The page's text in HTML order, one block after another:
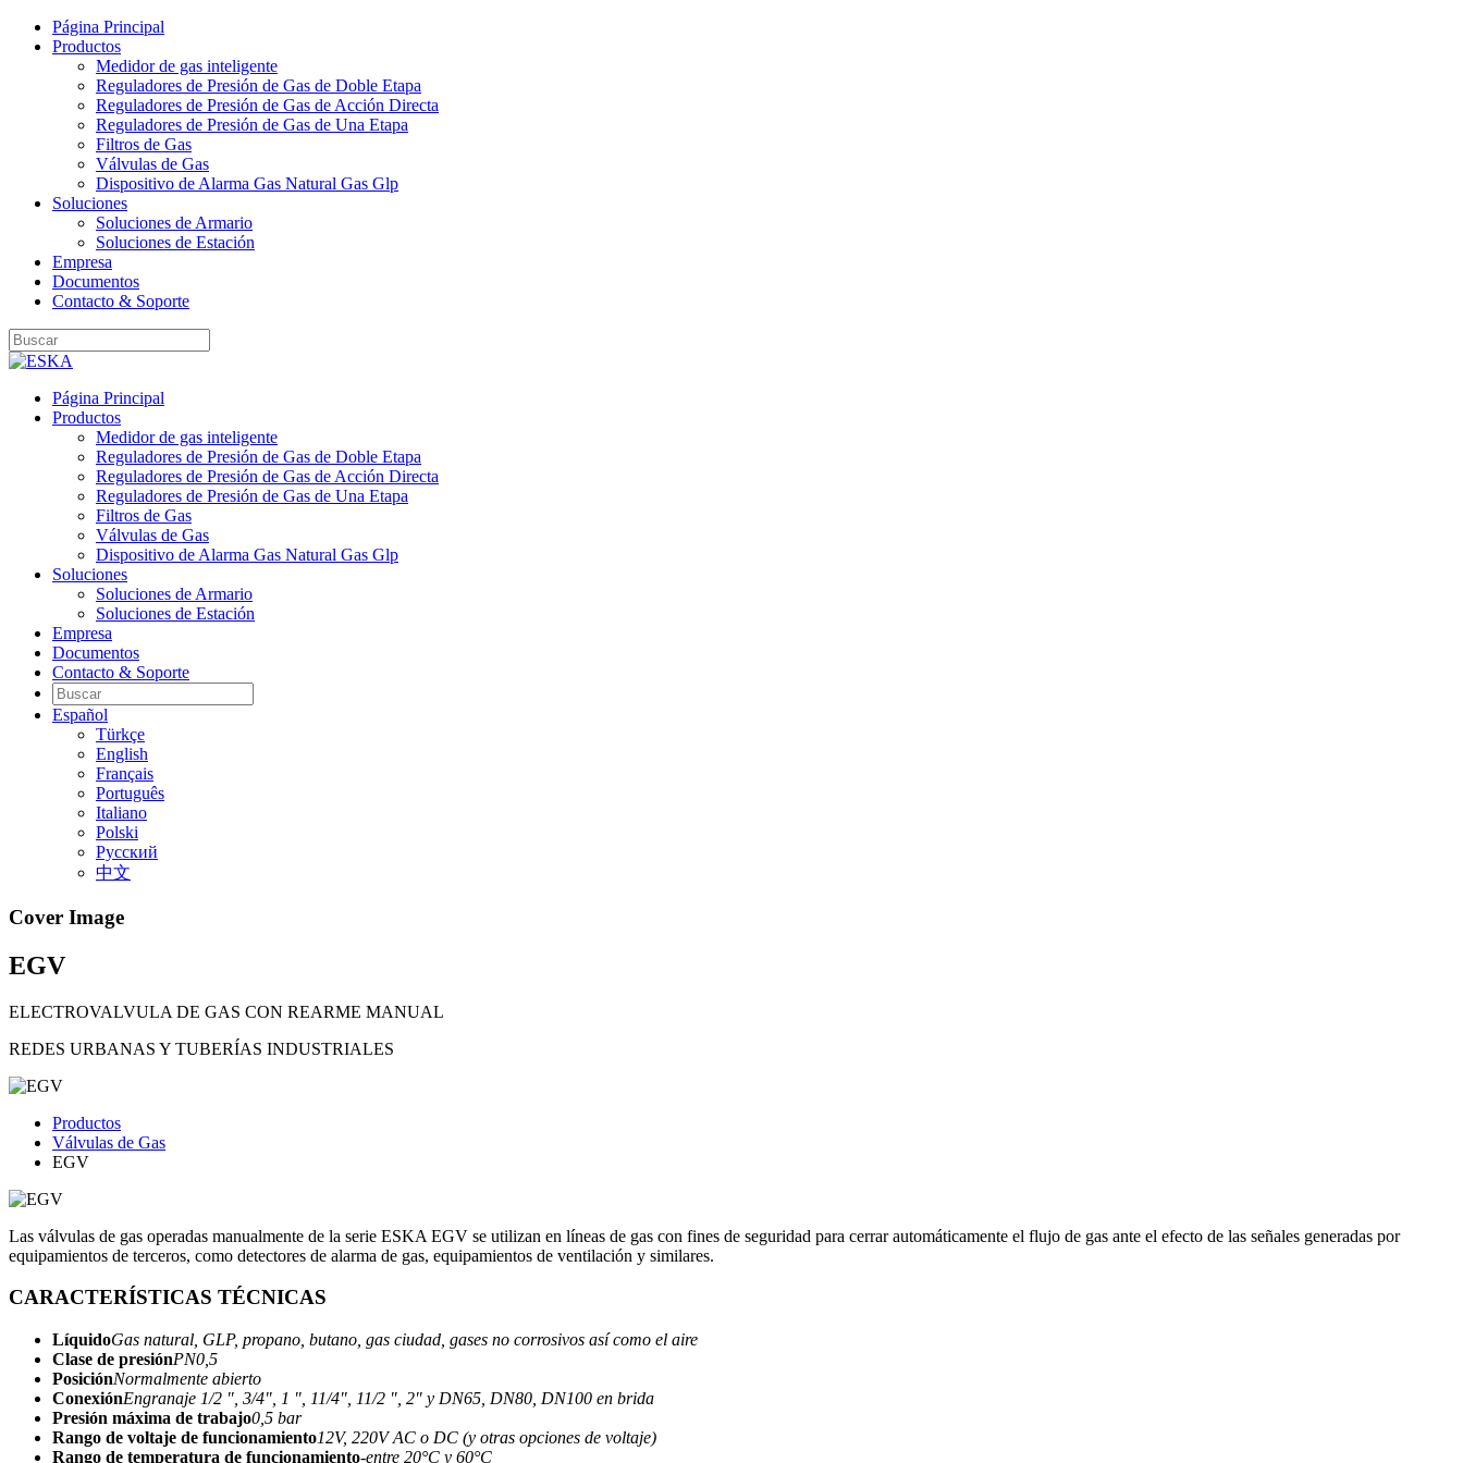
Página Principal
Productos
Medidor de gas inteligente
Reguladores de Presión de Gas de Doble Etapa
Reguladores de Presión de Gas de Acción Directa
Reguladores de Presión de Gas de Una Etapa
Filtros de Gas
Válvulas de Gas
Dispositivo de Alarma Gas Natural Gas Glp
Soluciones
Soluciones de Armario
Soluciones de Estación
Empresa
Documentos
Contacto & Soporte
Página Principal
Productos
Medidor de gas inteligente
Reguladores de Presión de Gas de Doble Etapa
Reguladores de Presión de Gas de Acción Directa
Reguladores de Presión de Gas de Una Etapa
Filtros de Gas
Válvulas de Gas
Dispositivo de Alarma Gas Natural Gas Glp
Soluciones
Soluciones de Armario
Soluciones de Estación
Empresa
Documentos
Contacto & Soporte
Español
Türkçe
English
Français
Português
Italiano
Polski
Pусский
中文
Cover Image
EGV
ELECTROVALVULA DE GAS CON REARME MANUAL
REDES URBANAS Y TUBERÍAS INDUSTRIALES
Productos
Válvulas de Gas
EGV
Las válvulas de gas operadas manualmente de la serie ESKA EGV se utilizan en líneas de gas con fines de seguridad para cerrar automáticamente el flujo de gas ante el efecto de las señales generadas por
equipamientos de terceros, como detectores de alarma de gas, equipamientos de ventilación y similares.
CARACTERÍSTICAS TÉCNICAS
LíquidoGas natural, GLP, propano, butano, gas ciudad, gases no corrosivos así como el aire
Clase de presiónPN0,5
PosiciónNormalmente abierto
ConexiónEngranaje 1/2 ", 3/4", 1 ", 11/4", 11/2 ", 2" y DN65, DN80, DN100 en brida
Presión máxima de trabajo0,5 bar
Rango de voltaje de funcionamiento12V, 220V AC o DC (y otras opciones de voltaje)
Rango de temperatura de funcionamiento-entre 20°C y 60°C